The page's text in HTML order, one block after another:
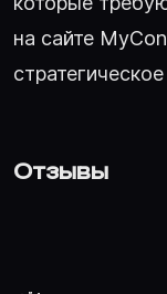
на сайте
Отзывы